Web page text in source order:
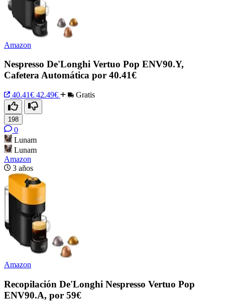
Amazon
Nespresso De'Longhi Vertuo Pop ENV90.Y,
Cafetera Automática por 40.41€
40.41€ 42.49€ Gratis
198
0
Lunam
Lunam
Amazon
3 años
Amazon
Recopilación De'Longhi Nespresso Vertuo Pop
ENV90.A, por 59€